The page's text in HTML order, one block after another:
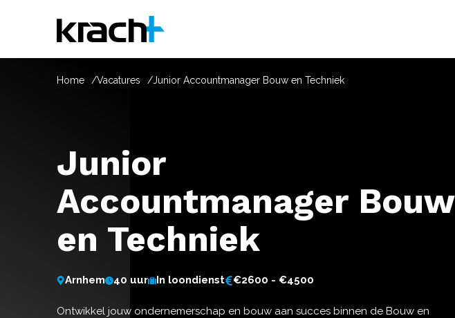
Home Vacatures Junior Accountmanager Bouw en Techniek
Junior
Accountmanager Bouw
en Techniek
Arnhem 40 uur In loondienst €2600 - €4500
Ontwikkel jouw ondernemerschap en bouw aan succes binnen de Bouw en